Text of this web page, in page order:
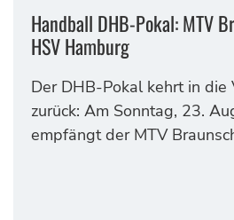
Handball DHB-Pokal: MTV
HSV Hamburg
Der DHB-Pokal kehrt in
zurück: Am Sonntag, 23.
empfängt der MTV